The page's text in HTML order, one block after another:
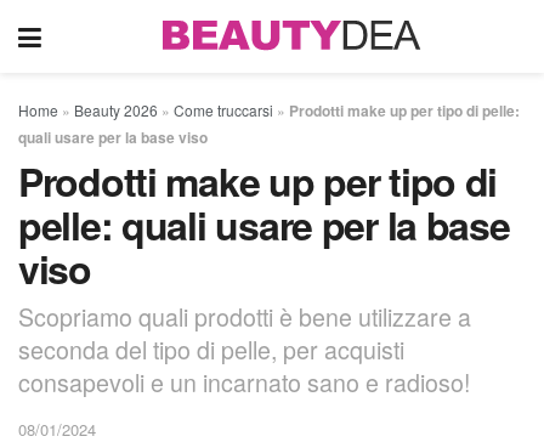
Home » Beauty 2026 » Come truccarsi » Prodotti make up per tipo di pelle:
quali usare per la base viso
Prodotti make up per tipo di
pelle: quali usare per la base
viso
Scopriamo quali prodotti è bene utilizzare a
seconda del tipo di pelle, per acquisti
consapevoli e un incarnato sano e radioso!
08/01/2024